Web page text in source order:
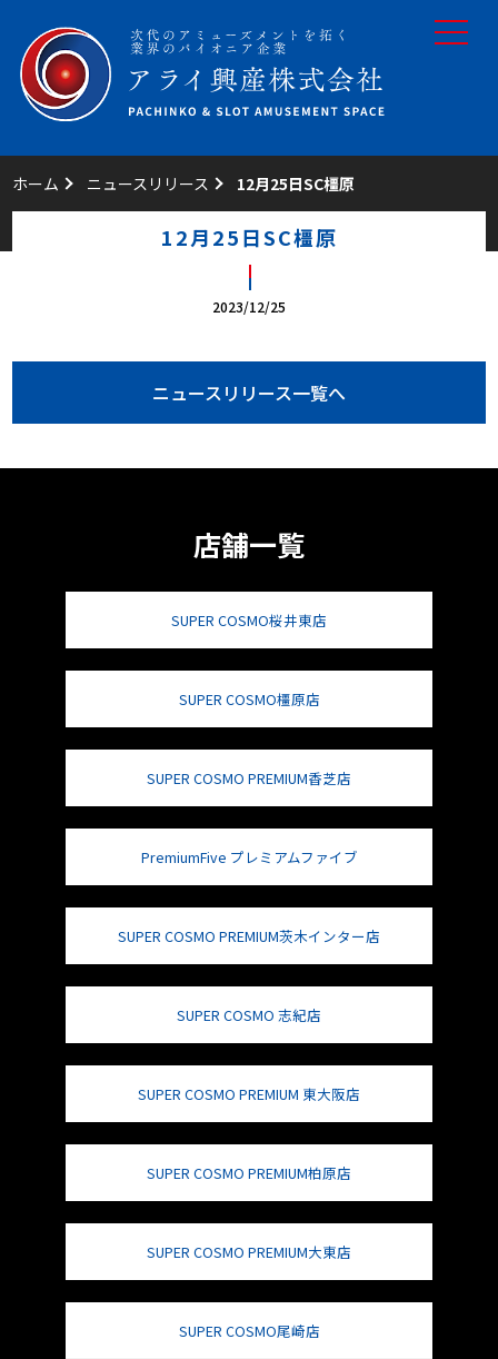
toggle
ホーム ニュースリリース 12月25日SC橿原
12月25日SC橿原
2023/12/25
ニュースリリース一覧へ
店舗一覧
SUPER COSMO桜井東店
SUPER COSMO橿原店
SUPER COSMO PREMIUM香芝店
PremiumFive プレミアムファイブ
SUPER COSMO PREMIUM茨木インター店
SUPER COSMO 志紀店
SUPER COSMO PREMIUM 東大阪店
SUPER COSMO PREMIUM柏原店
SUPER COSMO PREMIUM大東店
SUPER COSMO尾崎店